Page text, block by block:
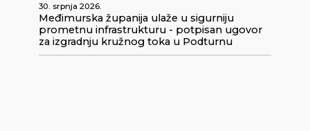
30. srpnja 2026.
Međimurska županija ulaže u sigurniju
prometnu infrastrukturu - potpisan ugovor
za izgradnju kružnog toka u Podturnu